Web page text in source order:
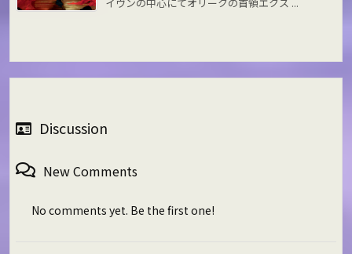
イヴンの中心にてオリークの首領エクス ...
Discussion
New Comments
No comments yet. Be the first one!